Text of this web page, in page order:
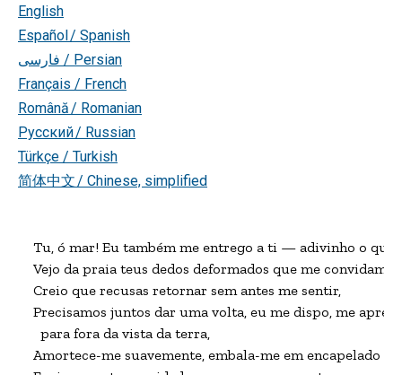
English
Español / Spanish
فارسی / Persian
Français / French
Română / Romanian
Русский / Russian
Türkçe / Turkish
简体中文 / Chinese, simplified
Tu, ó mar! Eu também me entrego a ti — adivinho o que
Vejo da praia teus dedos deformados que me convidam,
Creio que recusas retornar sem antes me sentir,
Precisamos juntos dar uma volta, eu me dispo, me
para fora da vista da terra,
Amortece-me suavemente, embala-me em encapelado